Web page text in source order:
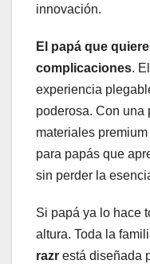
innovación.
El papá que
complicaciones. El
experiencia
poderosa. Con una
materiales premium
para papás que
sin perder la
Si papá ya lo hace
altura. Toda la
razr está diseñada